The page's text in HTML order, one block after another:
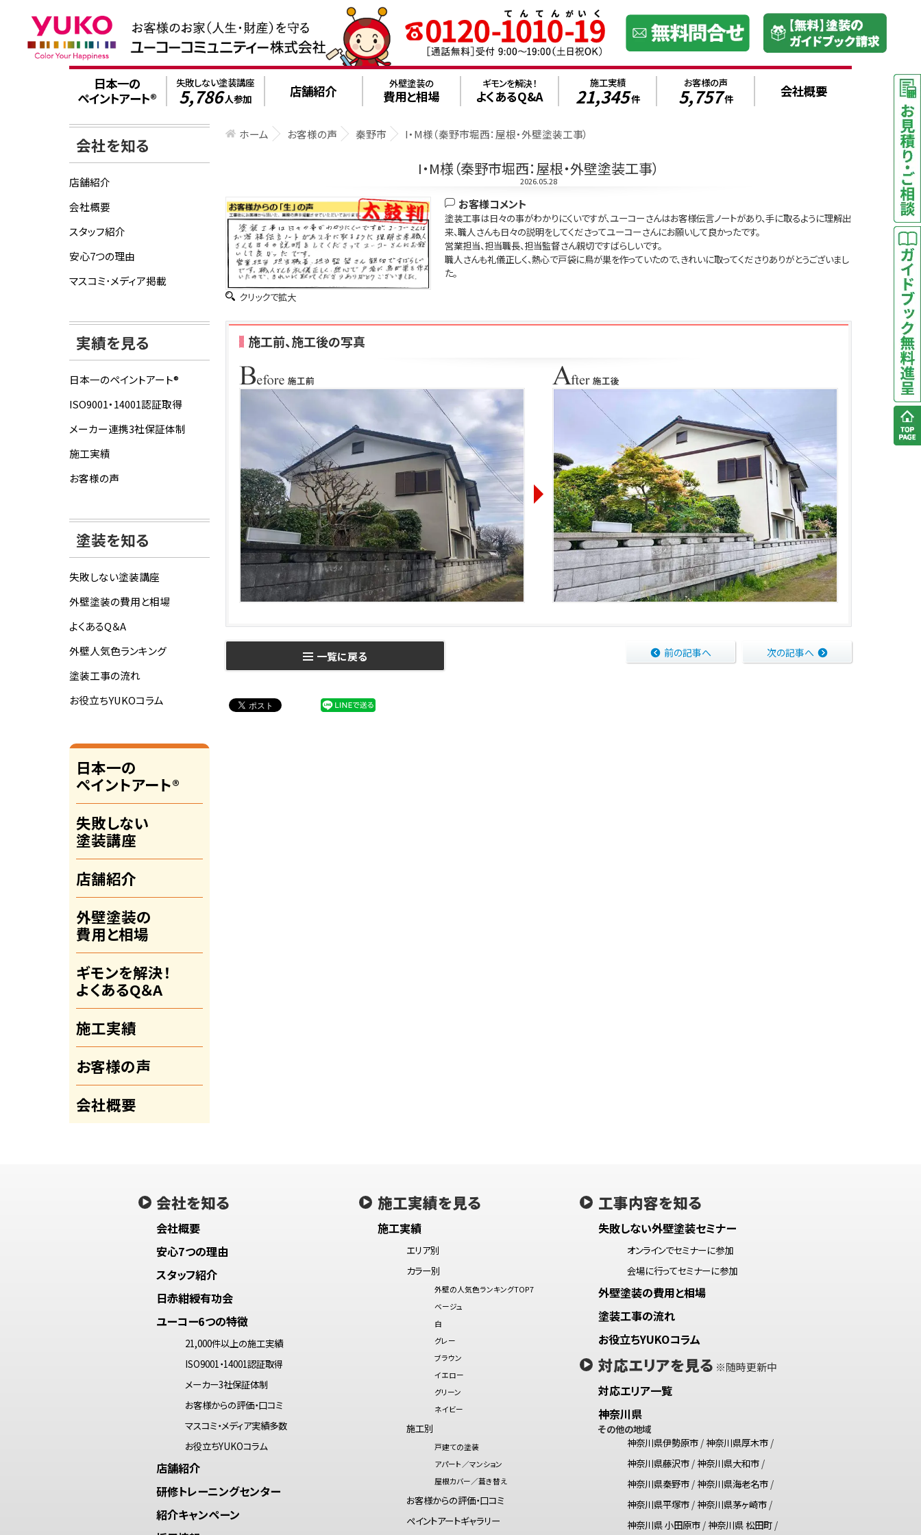
日本一の
ペイントアート®
失敗しない塗装講座
5,786人参加 店舗紹介 外壁塗装の
費用と相場
ギモンを解決！
よくあるQ&A
施工実績
21,345件
お客様の声
5,757件 会社概要
ホーム お客様の声 秦野市 I・M様（秦野市堀西：屋根・外壁塗装工事）
I・M様（秦野市堀西：屋根・外壁塗装工事）
2026.05.28
クリックで拡大
お客様コメント
塗装工事は日々の事がわかりにくいですが、ユーコーさんはお客様伝言ノートがあり、手に取るように理解出
来、職人さんも日々の説明をしてくださってユーコーさんにお願いして良かったです。
営業担当、担当職長、担当監督さん親切ですばらしいです。
職人さんも礼儀正しく、熱心で戸袋に鳥が巣を作っていたので、きれいに取ってくださりありがとうございまし
た。
施工前、施工後の写真
次の記事へ
前の記事へ
一覧に戻る
会社を知る
店舗紹介
会社概要
スタッフ紹介
安心7つの理由
マスコミ･メディア掲載
実績を見る
日本一のペイントアート®
ISO9001・14001認証取得
メーカー連携3社保証体制
施工実績
お客様の声
塗装を知る
失敗しない塗装講座
外壁塗装の費用と相場
よくあるQ＆A
外壁人気色ランキング
塗装工事の流れ
お役立ちYUKOコラム
日本一の
ペイントアート®
失敗しない
塗装講座
店舗紹介
外壁塗装の
費用と相場
ギモンを解決！
よくあるQ＆A
施工実績
お客様の声
会社概要
会社を知る
会社概要
安心7つの理由
スタッフ紹介
日赤紺綬有功会
ユーコー6つの特徴
21,000件以上の施工実績
ISO9001・14001認証取得
メーカー3社保証体制
お客様からの評価・口コミ
マスコミ・メディア実績多数
お役立ちYUKOコラム
店舗紹介
研修トレーニングセンター
紹介キャンペーン
施工実績を見る
施工実績
エリア別
カラー別
外壁の人気色ランキングTOP7
ベージュ
白
グレー
ブラウン
イエロー
グリーン
ネイビー
施工別
戸建ての塗装
アパート／マンション
屋根カバー／葺き替え
お客様からの評価・口コミ
ペイントアートギャラリー
工事内容を知る
失敗しない外壁塗装セミナー
オンラインでセミナーに参加
会場に行ってセミナーに参加
外壁塗装の費用と相場
塗装工事の流れ
お役立ちYUKOコラム
対応エリアを見る ※随時更新中
対応エリア一覧
神奈川県
その他の地域
神奈川県伊勢原市/神奈川県厚木市/
神奈川県藤沢市/神奈川県大和市/
神奈川県秦野市/神奈川県海老名市/
神奈川県平塚市/神奈川県茅ヶ崎市/
神奈川県 小田原市/神奈川県 松田町/